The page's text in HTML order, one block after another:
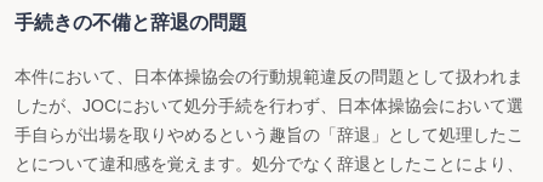
手続きの不備と辞退の問題
本件において、日本体操協会の行動規範違反の問題として扱われま
したが、JOCにおいて処分手続を行わず、日本体操協会において選
手自らが出場を取りやめるという趣旨の「辞退」として処理したこ
とについて違和感を覚えます。処分でなく辞退としたことにより、